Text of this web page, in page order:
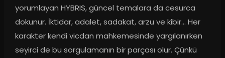
yorumlayan HYBRIS, güncel temalara da cesurca
dokunur. İktidar, adalet, sadakat, arzu ve kibir… Her
karakter kendi vicdan mahkemesinde yargılanırken
seyirci de bu sorgulamanın bir parçası olur. Çünkü